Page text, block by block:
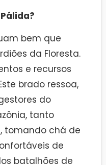
bem que
da Floresta.
e recursos
brado ressoa,
do
tanto
tomando chá de
de
batalhões de